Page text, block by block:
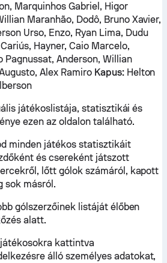
Marquinhos Gabriel, Higor
Maranhão, Dodô, Bruno Xavier,
Urso, Enzo, Ryan Lima, Dudu
Hayner, Caio Marcelo,
Pagnussat, Anderson, Willian
Alex Ramiro Kapus:Helton
játékoslistája, statisztikái és
ezen az oldalon található.
minden játékos statisztikáit
és csereként játszott
lőtt gólok számáról, kapott
sok másról.
gólszerzőinek listáját élőben
alatt.
kattintva
álló személyes adatokat,